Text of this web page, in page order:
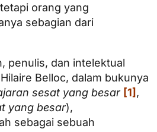
orang yang
sebagian dari
penulis, dan intelektual
Belloc, dalam bukunya
sesat yang besar [1],
yang besar),
sebagai sebuah